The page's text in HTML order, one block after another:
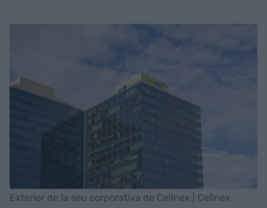
Exterior de la seu corporativa de Cellnex | Cellnex